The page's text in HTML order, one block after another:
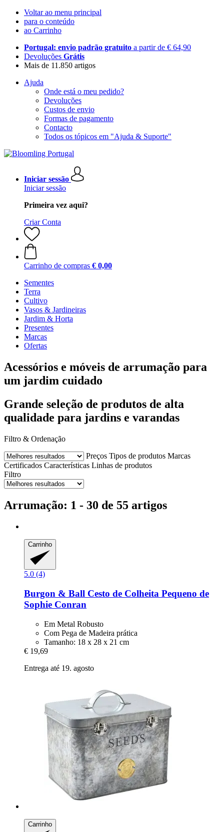
Voltar ao menu principal
para o conteúdo
ao Carrinho
Portugal: envio padrão gratuito a partir de € 64,90
Devoluções Grátis
Mais de 11.850 artigos
Ajuda
Onde está o meu pedido?
Devoluções
Custos de envio
Formas de pagamento
Contacto
Todos os tópicos em "Ajuda & Suporte"
Iniciar sessão
Iniciar sessão
Primeira vez aqui?
Criar Conta
Carrinho de compras € 0,00
Sementes
Terra
Cultivo
Vasos & Jardineiras
Jardim & Horta
Presentes
Marcas
Ofertas
Acessórios e móveis de arrumação para
um jardim cuidado
Grande seleção de produtos de alta
qualidade para jardins e varandas
Filtro & Ordenação
Preços Tipos de produtos Marcas
Certificados Características Linhas de produtos
Filtro
Arrumação: 1 - 30 de 55 artigos
Carrinho
5.0 (4)
Burgon & Ball Cesto de Colheita Pequeno de
Sophie Conran
Em Metal Robusto
Com Pega de Madeira prática
Tamanho: 18 x 28 x 21 cm
€ 19,69
Entrega até 19. agosto
Carrinho